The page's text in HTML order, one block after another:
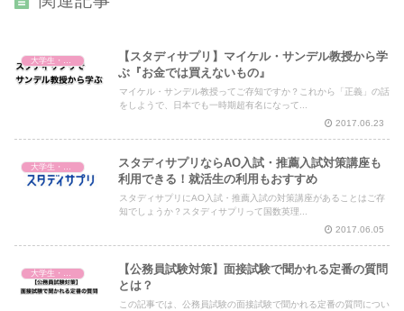
大学生・社会人・学び直し
【スタディサプリ】マイケル・サンデル教授から学
ぶ『お金では買えないもの』
マイケル・サンデル教授ってご存知ですか？これから「正義」の話
をしようで、日本でも一時期超有名になって...
2017.06.23
大学生・社会人・学び直し
スタディサプリならAO入試・推薦入試対策講座も
利用できる！就活生の利用もおすすめ
スタディサプリにAO入試・推薦入試の対策講座があることはご存
知でしょうか？スタディサプリって国数英理...
2017.06.05
大学生・社会人・学び直し
【公務員試験対策】面接試験で聞かれる定番の質問
とは？
この記事では、公務員試験の面接試験で聞かれる定番の質問につい